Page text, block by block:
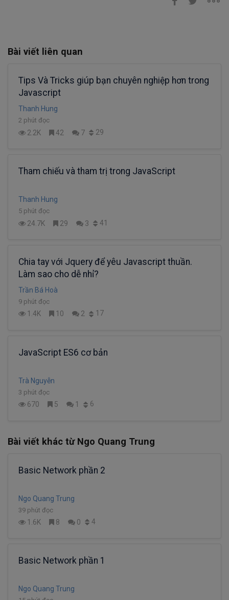
Bài viết liên quan
Tips Và Tricks giúp bạn chuyên nghiệp hơn trong
Javascript
Thanh Hung
2 phút đọc
2.2K 42 7 29
Tham chiếu và tham trị trong JavaScript
Thanh Hung
5 phút đọc
24.7K 29 3 41
Chia tay với Jquery để yêu Javascript thuần.
Làm sao cho dễ nhỉ?
Trần Bá Hoà
9 phút đọc
1.4K 10 2 17
JavaScript ES6 cơ bản
Trà Nguyễn
3 phút đọc
670 5 1 6
Bài viết khác từ Ngo Quang Trung
Basic Network phần 2
Ngo Quang Trung
39 phút đọc
1.6K 8 0 4
Basic Network phần 1
Ngo Quang Trung